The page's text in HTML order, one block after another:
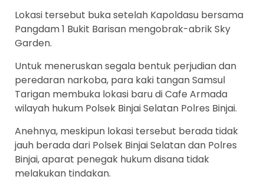
Lokasi tersebut buka setelah Kapoldasu bersama
Pangdam 1 Bukit Barisan mengobrak-abrik Sky
Garden.
Untuk meneruskan segala bentuk perjudian dan
peredaran narkoba, para kaki tangan Samsul
Tarigan membuka lokasi baru di Cafe Armada
wilayah hukum Polsek Binjai Selatan Polres Binjai.
Anehnya, meskipun lokasi tersebut berada tidak
jauh berada dari Polsek Binjai Selatan dan Polres
Binjai, aparat penegak hukum disana tidak
melakukan tindakan.